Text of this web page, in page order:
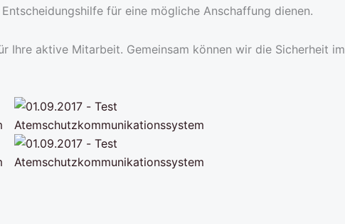
für eine mögliche Anschaffung dienen.
Ihre aktive Mitarbeit. Gemeinsam können wir die Sicherheit im